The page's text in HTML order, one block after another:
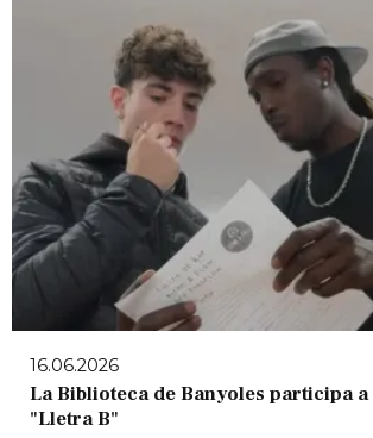
16.06.2026
La Biblioteca de Banyoles participa
"Lletra B"